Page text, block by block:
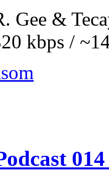
Gee &
kbps /